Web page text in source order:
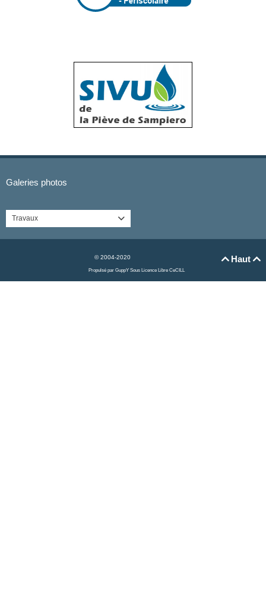
Galeries photos
Travaux 
Haut 
© 2004-2020
Propulsé par GuppY Sous Licence Libre CeCILL